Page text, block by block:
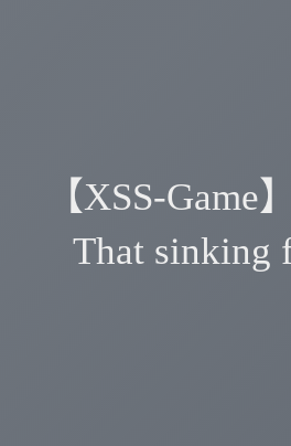
【XSS-Game
That sinking